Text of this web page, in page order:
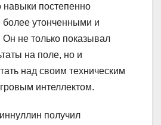
навыки постепенно
более утонченными и
не только показывал
на поле, но и
над своим техническим
интеллектом.
получил